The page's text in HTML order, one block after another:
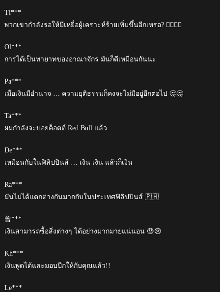
Ti***
พวกเขากำลังรอให้มีเหยื่อผู้เคราะห์ร้ายเพิ่มขึ้นอีกเหรอ? 🤷‍♀‍🤦‍♀‍
Ol***
การได้เป็นทายาทของอาณาจักร มันก็ดีเหมือนกันนะ
Ра***
เมื่อเงินมีอำนาจ … ความยุติธรรมก็คงจะไม่มีอยู่อีกต่อไป 🤔🤔
Ta***
ผมกำลังจะบอยค็อตต์ Red Bull แล้ว
De***
เหมือนกับในฟิลิปปินส์ … เงิน เงิน แล้วก็เงิน
Ra***
มันไม่ได้แตกต่างกันมากกับในประเทศฟิลิปปินส์ 🇵🇭
曾***
เงินสามารถซื้อสิ่งต่างๆ ได้อย่างมากมายแน่นอน 😓😢
Kh***
เงินพูดได้และมอบปีกให้กับคุณแล้ว!!
Le***